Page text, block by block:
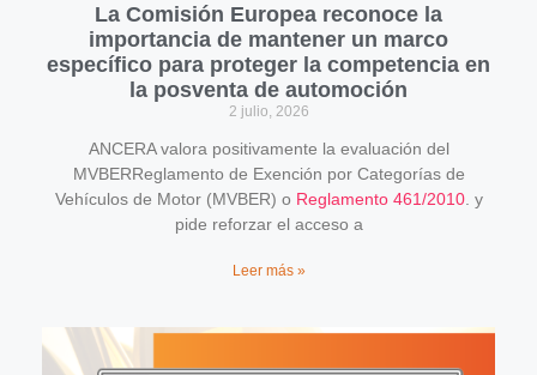
La Comisión Europea reconoce la
importancia de mantener un marco
específico para proteger la competencia en
la posventa de automoción
2 julio, 2026
ANCERA valora positivamente la evaluación del
MVBERReglamento de Exención por Categorías de
Vehículos de Motor (MVBER) o Reglamento 461/2010. y
pide reforzar el acceso a
Leer más »